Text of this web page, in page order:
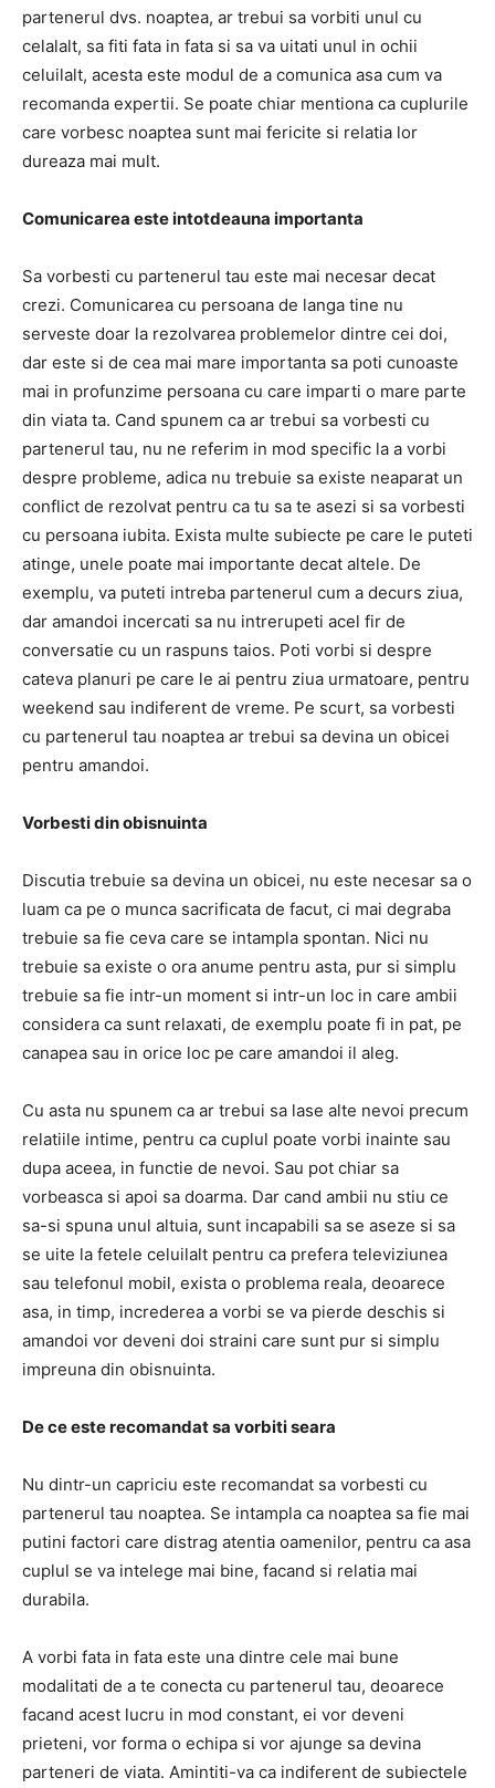
partenerul dvs. noaptea, ar trebui sa vorbiti unul cu
celalalt, sa fiti fata in fata si sa va uitati unul in ochii
celuilalt, acesta este modul de a comunica asa cum va
recomanda expertii. Se poate chiar mentiona ca cuplurile
care vorbesc noaptea sunt mai fericite si relatia lor
dureaza mai mult.
Comunicarea este intotdeauna importanta
Sa vorbesti cu partenerul tau este mai necesar decat
crezi. Comunicarea cu persoana de langa tine nu
serveste doar la rezolvarea problemelor dintre cei doi,
dar este si de cea mai mare importanta sa poti cunoaste
mai in profunzime persoana cu care imparti o mare parte
din viata ta. Cand spunem ca ar trebui sa vorbesti cu
partenerul tau, nu ne referim in mod specific la a vorbi
despre probleme, adica nu trebuie sa existe neaparat un
conflict de rezolvat pentru ca tu sa te asezi si sa vorbesti
cu persoana iubita. Exista multe subiecte pe care le puteti
atinge, unele poate mai importante decat altele. De
exemplu, va puteti intreba partenerul cum a decurs ziua,
dar amandoi incercati sa nu intrerupeti acel fir de
conversatie cu un raspuns taios. Poti vorbi si despre
cateva planuri pe care le ai pentru ziua urmatoare, pentru
weekend sau indiferent de vreme. Pe scurt, sa vorbesti
cu partenerul tau noaptea ar trebui sa devina un obicei
pentru amandoi.
Vorbesti din obisnuinta
Discutia trebuie sa devina un obicei, nu este necesar sa o
luam ca pe o munca sacrificata de facut, ci mai degraba
trebuie sa fie ceva care se intampla spontan. Nici nu
trebuie sa existe o ora anume pentru asta, pur si simplu
trebuie sa fie intr-un moment si intr-un loc in care ambii
considera ca sunt relaxati, de exemplu poate fi in pat, pe
canapea sau in orice loc pe care amandoi il aleg.
Cu asta nu spunem ca ar trebui sa lase alte nevoi precum
relatiile intime, pentru ca cuplul poate vorbi inainte sau
dupa aceea, in functie de nevoi. Sau pot chiar sa
vorbeasca si apoi sa doarma. Dar cand ambii nu stiu ce
sa-si spuna unul altuia, sunt incapabili sa se aseze si sa
se uite la fetele celuilalt pentru ca prefera televiziunea
sau telefonul mobil, exista o problema reala, deoarece
asa, in timp, increderea a vorbi se va pierde deschis si
amandoi vor deveni doi straini care sunt pur si simplu
impreuna din obisnuinta.
De ce este recomandat sa vorbiti seara
Nu dintr-un capriciu este recomandat sa vorbesti cu
partenerul tau noaptea. Se intampla ca noaptea sa fie mai
putini factori care distrag atentia oamenilor, pentru ca asa
cuplul se va intelege mai bine, facand si relatia mai
durabila.
A vorbi fata in fata este una dintre cele mai bune
modalitati de a te conecta cu partenerul tau, deoarece
facand acest lucru in mod constant, ei vor deveni
prieteni, vor forma o echipa si vor ajunge sa devina
parteneri de viata. Amintiti-va ca indiferent de subiectele